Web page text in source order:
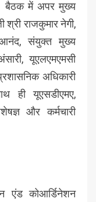
बैठक में अपर मुख्य
श्री राजकुमार नेगी,
आनंद, संयुक्त मुख्य
यूएलएमएमसी
अधिकारी
ही यूएसडीएमए,
और कर्मचारी
एंड कोआर्डिनेशन